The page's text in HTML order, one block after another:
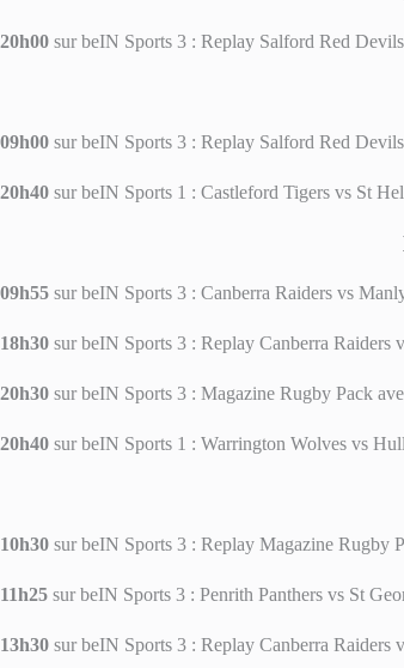
20h00 sur beIN Sports 3 : Replay Salford Red
09h00 sur beIN Sports 3 : Replay Salford Red
20h40 sur beIN Sports 1 : Castleford Tigers vs St
09h55 sur beIN Sports 3 : Canberra Raiders vs
18h30 sur beIN Sports 3 : Replay Canberra Raiders
20h30 sur beIN Sports 3 : Magazine Rugby Pack
20h40 sur beIN Sports 1 : Warrington Wolves vs
10h30 sur beIN Sports 3 : Replay Magazine Rugby
11h25 sur beIN Sports 3 : Penrith Panthers vs St
13h30 sur beIN Sports 3 : Replay Canberra Raiders